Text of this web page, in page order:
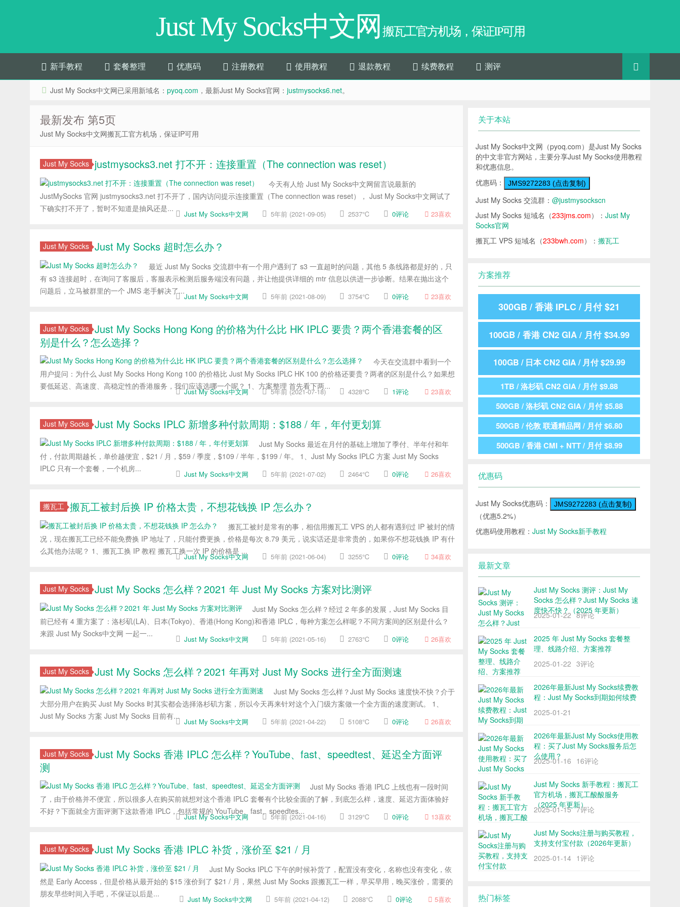
Just My Socks中文网 搬瓦工官方机场，保证IP可用
新手教程 套餐整理 优惠码 注册教程 使用教程 退款教程 续费教程 测评
Just My Socks中文网已采用新域名： pyoq.com ，最新Just My Socks官网： justmysocks6.net。
最新发布 第5页
Just My Socks中文网搬瓦工官方机场，保证IP可用
Just My Socks justmysocks3.net 打不开：连接重置（The connection was reset）
今天有人给 Just My Socks中文网留言说最新的
JustMySocks 官网 justmysocks3.net 打不开了，国内访问提示连接重置（The connection was reset）， Just My Socks中文网试了
下确实打不开了，暂时不知道是抽风还是...
Just My Socks中文网 5年前 (2021-09-05) 2537℃ 0评论 23喜欢
Just My Socks Just My Socks 超时怎么办？
最近 Just My Socks 交流群中有一个用户遇到了 s3 一直超时的问题，其他 5 条线路都是好的，只
有 s3 连接超时，在询问了客服后，客服表示检测后服务端没有问题，并让他提供详细的 mtr 信息以供进一步诊断。结果在抛出这个
问题后，立马被群里的一个 JMS 老手解决了...
Just My Socks中文网 5年前 (2021-08-09) 3754℃ 0评论 23喜欢
Just My Socks Just My Socks Hong Kong 的价格为什么比 HK IPLC 要贵？两个香港套餐的区
别是什么？怎么选择？
今天在交流群中看到一个
用户提问：为什么 Just My Socks Hong Kong 100 的价格比 Just My Socks IPLC HK 100 的价格还要贵？两者的区别是什么？如果想
要低延迟、高速度、高稳定性的香港服务，我们应该选哪一个呢？ 1、方案整理 首先看下两...
Just My Socks中文网 5年前 (2021-07-18) 4328℃ 1评论 23喜欢
Just My Socks Just My Socks IPLC 新增多种付款周期：$188 / 年，年付更划算
Just My Socks 最近在月付的基础上增加了季付、半年付和年
付，付款周期越长，单价越便宜，$21 / 月，$59 / 季度，$109 / 半年，$199 / 年。 1、Just My Socks IPLC 方案 Just My Socks
IPLC 只有一个套餐，一个机房...
Just My Socks中文网 5年前 (2021-07-02) 2464℃ 0评论 26喜欢
搬瓦工 搬瓦工被封后换 IP 价格太贵，不想花钱换 IP 怎么办？
搬瓦工被封是常有的事，相信用搬瓦工 VPS 的人都有遇到过 IP 被封的情
况，现在搬瓦工已经不能免费换 IP 地址了，只能付费更换，价格是每次 8.79 美元，说实话还是非常贵的，如果你不想花钱换 IP 有什
么其他办法呢？ 1、搬瓦工换 IP 教程 搬瓦工换一次 IP 的价格是 ...
Just My Socks中文网 5年前 (2021-06-04) 3255℃ 0评论 34喜欢
Just My Socks Just My Socks 怎么样？2021 年 Just My Socks 方案对比测评
Just My Socks 怎么样？经过 2 年多的发展，Just My Socks 目
前已经有 4 重方案了：洛杉矶(LA)、日本(Tokyo)、香港(Hong Kong)和香港 IPLC，每种方案怎么样呢？不同方案间的区别是什么？
来跟 Just My Socks中文网 一起一...
Just My Socks中文网 5年前 (2021-05-16) 2763℃ 0评论 26喜欢
Just My Socks Just My Socks 怎么样？2021 年再对 Just My Socks 进行全方面测速
Just My Socks 怎么样？Just My Socks 速度快不快？介于
大部分用户在购买 Just My Socks 时其实都会选择洛杉矶方案，所以今天再来针对这个入门级方案做一个全方面的速度测试。 1、
Just My Socks 方案 Just My Socks 目前有...
Just My Socks中文网 5年前 (2021-04-22) 5108℃ 0评论 26喜欢
Just My Socks Just My Socks 香港 IPLC 怎么样？YouTube、fast、speedtest、延迟全方面评
测
Just My Socks 香港 IPLC 上线也有一段时间
了，由于价格并不便宜，所以很多人在购买前就想对这个香港 IPLC 套餐有个比较全面的了解，到底怎么样，速度、延迟方面体验好
不好？下面就全方面评测下这款香港 IPLC，包括常规的 YouTube、fast、speedtes...
Just My Socks中文网 5年前 (2021-04-16) 3129℃ 0评论 13喜欢
Just My Socks Just My Socks 香港 IPLC 补货，涨价至 $21 / 月
Just My Socks IPLC 下午的时候补货了，配置没有变化，名称也没有变化，依
然是 Early Access，但是价格从最开始的 $15 涨价到了 $21 / 月，果然 Just My Socks 跟搬瓦工一样，早买早用，晚买涨价，需要的
朋友早些时间入手吧，不保证以后是...
Just My Socks中文网 5年前 (2021-04-12) 2088℃ 0评论 5喜欢
关于本站
Just My Socks中文网（pyoq.com）是Just My Socks
的中文非官方网站，主要分享Just My Socks使用教程
和优惠信息。
优惠码：
JMS9272283 (点击复制)
Just My Socks 交流群： @justmysockscn
Just My Socks 短域名（233jms.com）： Just My
Socks官网
搬瓦工 VPS 短域名（233bwh.com）： 搬瓦工
方案推荐
300GB / 香港 IPLC / 月付 $21
100GB / 香港 CN2 GIA / 月付 $34.99
100GB / 日本 CN2 GIA / 月付 $29.99
1TB / 洛杉矶 CN2 GIA / 月付 $9.88
500GB / 洛杉矶 CN2 GIA / 月付 $5.88
500GB / 伦敦 联通精品网 / 月付 $6.80
500GB / 香港 CMI + NTT / 月付 $8.99
优惠码
Just My Socks优惠码： JMS9272283 (点击复制)
（优惠5.2%）
优惠码使用教程： Just My Socks新手教程
最新文章
Just My Socks 测评：Just My
Socks 怎么样？Just My Socks 速
度快不快？（2025 年更新）
2025-01-22 8评论
2025 年 Just My Socks 套餐整
理、线路介绍、方案推荐
2025-01-22 3评论
2026年最新Just My Socks续费教
程：Just My Socks到期如何续费
2025-01-21
2026年最新Just My Socks使用教
程：买了Just My Socks服务后怎
么使用？
2025-01-16 16评论
Just My Socks 新手教程：搬瓦工
官方机场，搬瓦工酸酸服务
（2025 年更新）
2025-01-15 7评论
Just My Socks注册与购买教程，
支持支付宝付款（2026年更新）
2025-01-14 1评论
热门标签